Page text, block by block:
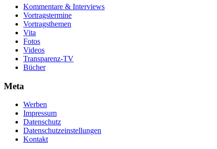
Kommentare & Interviews
Vortragstermine
Vortragsthemen
Vita
Fotos
Videos
Transparenz-TV
Bücher
Meta
Werben
Impressum
Datenschutz
Datenschutzeinstellungen
Kontakt